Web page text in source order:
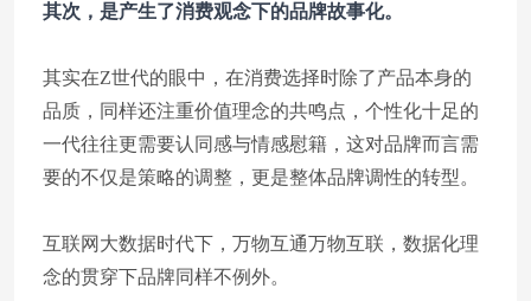
其次，是产生了消费观念下的品牌故事化。
其实在Z世代的眼中，在消费选择时除了产品本身的
品质，同样还注重价值理念的共鸣点，个性化十足的
一代往往更需要认同感与情感慰籍，这对品牌而言需
要的不仅是策略的调整，更是整体品牌调性的转型。
互联网大数据时代下，万物互通万物互联，数据化理
念的贯穿下品牌同样不例外。